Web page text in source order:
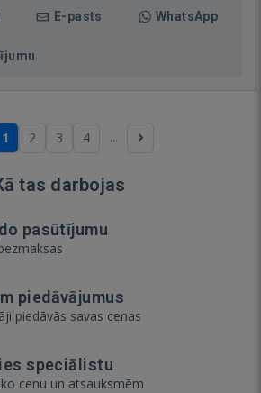
E-pasts WhatsApp
1 2 3 4 ...
tas darbojas
pasūtījumu
piedāvājumus
piedāvās savas cenas
speciālistu
cenu un atsauksmēm